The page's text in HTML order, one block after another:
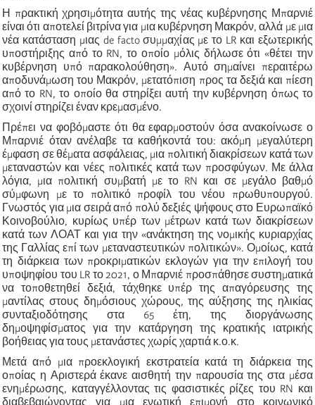
Η πρακτική χρησιμότητα αυτής της νέας κυβέρνησης Μπαρνιέ
είναι ότι αποτελεί βιτρίνα για μια κυβέρνηση Μακρόν, αλλά με μια
νέα κατάσταση μιας de facto συμμαχίας με το LR και εξωτερικής
υποστήριξης από το RN, το οποίο μόλις δήλωσε ότι «θέτει την
κυβέρνηση υπό παρακολούθηση». Αυτό σημαίνει περαιτέρω
αποδυνάμωση του Μακρόν, μετατόπιση προς τα δεξιά και πίεση
από το RN, το οποίο θα στηρίξει αυτή την κυβέρνηση όπως το
σχοινί στηρίζει έναν κρεμασμένο.
Πρέπει να φοβόμαστε ότι θα εφαρμοστούν όσα ανακοίνωσε ο
Μπαρνιέ όταν ανέλαβε τα καθήκοντά του: ακόμη μεγαλύτερη
έμφαση σε θέματα ασφάλειας, μια πολιτική διακρίσεων κατά των
μεταναστών και νέες πολιτικές κατά των προσφύγων. Με άλλα
λόγια, μια πολιτική συμβατή με το RN και σε μεγάλο βαθμό
σύμφωνη με το πολιτικό προφίλ του νέου πρωθυπουργού.
Γνωστός για μια σειρά από πολύ δεξιές ψήφους στο Ευρωπαϊκό
Κοινοβούλιο, κυρίως υπέρ των μέτρων κατά των διακρίσεων
κατά των ΛΟΑΤ και για την «ανάκτηση της νομικής κυριαρχίας
της Γαλλίας επί των μεταναστευτικών πολιτικών». Ομοίως, κατά
τη διάρκεια των προκριματικών εκλογών για την επιλογή του
υποψηφίου του LR το 2021, ο Μπαρνιέ προσπάθησε συστηματικά
να τοποθετηθεί δεξιά, τάχθηκε υπέρ της απαγόρευσης της
μαντίλας στους δημόσιους χώρους, της αύξησης της ηλικίας
συνταξιοδότησης στα 65 έτη, της διοργάνωσης
δημοψηφίσματος για την κατάργηση της κρατικής ιατρικής
βοήθειας για τους μετανάστες χωρίς χαρτιά κ.ο.κ.
Μετά από μια προεκλογική εκστρατεία κατά τη διάρκεια της
οποίας η Αριστερά έκανε αισθητή την παρουσία της στα μέσα
ενημέρωσης, καταγγέλλοντας τις φασιστικές ρίζες του RN και
διαβεβαιώνοντας για μια ενωτική επιμονή στο κοινωνικό